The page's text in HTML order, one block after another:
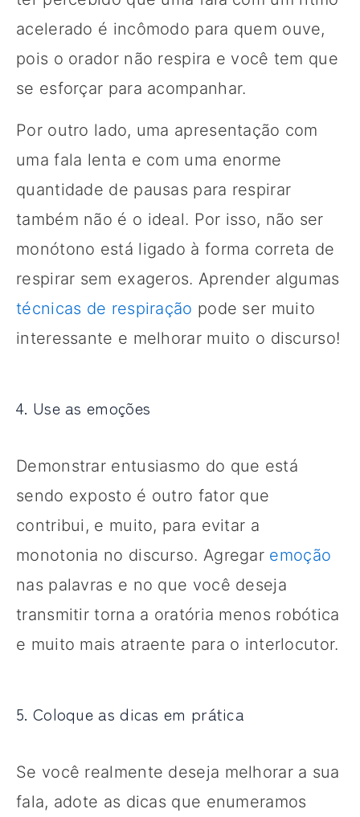
acelerado é incômodo para quem ouve,
pois o orador não respira e você tem que
se esforçar para acompanhar.
Por outro lado, uma apresentação com
uma fala lenta e com uma enorme
quantidade de pausas para respirar
também não é o ideal. Por isso, não ser
monótono está ligado à forma correta de
respirar sem exageros. Aprender algumas
técnicas de respiração pode ser muito
interessante e melhorar muito o discurso!
4. Use as emoções
Demonstrar entusiasmo do que está
sendo exposto é outro fator que
contribui, e muito, para evitar a
monotonia no discurso. Agregar emoção
nas palavras e no que você deseja
transmitir torna a oratória menos robótica
e muito mais atraente para o interlocutor.
5. Coloque as dicas em prática
Se você realmente deseja melhorar a sua
fala, adote as dicas que enumeramos